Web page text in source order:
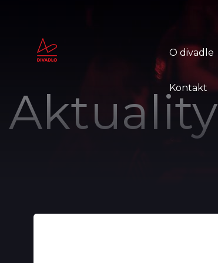
O divadle
Kontakt
Aktuality